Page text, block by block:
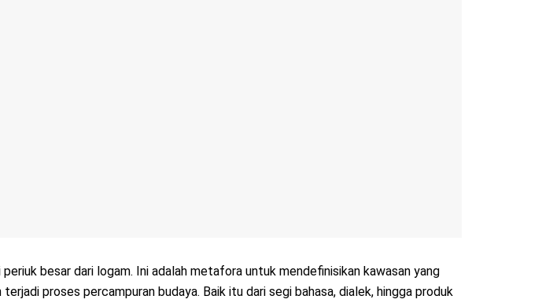
besar dari logam. Ini adalah metafora untuk mendefinisikan kawasan yang
proses percampuran budaya. Baik itu dari segi bahasa, dialek, hingga produk